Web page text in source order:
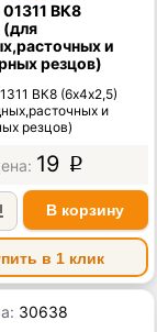
ВК8
(для
и
резцов)
ВК8 (6х4х2,5)
и
резцов)
19 p
В корзину
в 1 клик
30638